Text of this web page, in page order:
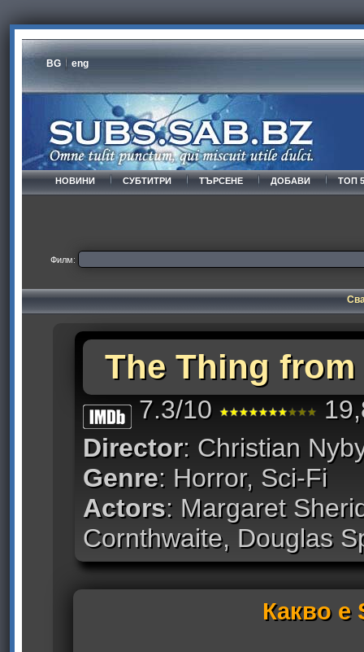
BG eng
НОВИНИ СУБТИТРИ ТЪРСЕНЕ ДОБАВИ ТОП
Филм:
The Thing
7.3/10
Director: Christian
Genre: Horror, Sci-Fi
Actors: Margaret
Cornthwaite, Douglas
Какво е